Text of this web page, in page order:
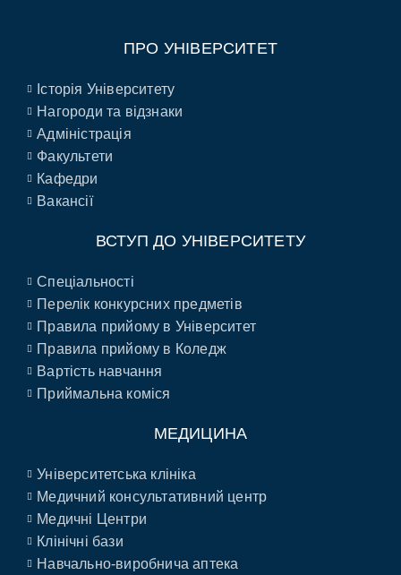
ПРО УНІВЕРСИТЕТ
Історія Університету
Нагороди та відзнаки
Адміністрація
Факультети
Кафедри
Вакансії
ВСТУП ДО УНІВЕРСИТЕТУ
Спеціальності
Перелік конкурсних предметів
Правила прийому в Університет
Правила прийому в Коледж
Вартість навчання
Приймальна коміся
МЕДИЦИНА
Університетська клініка
Медичний консультативний центр
Медичні Центри
Клінічні бази
Навчально-виробнича аптека